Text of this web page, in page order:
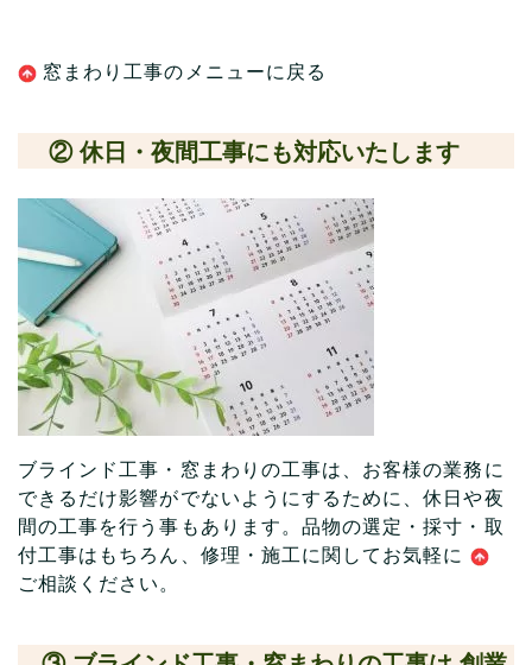
窓まわり工事のメニューに戻る
② 休日・夜間工事にも対応いたします
ブラインド工事・窓まわりの工事は、お客様の業務に
できるだけ影響がでないようにするために、休日や夜
間の工事を行う事もあります。 品物の選定・採寸・取
付工事はもちろん、修理・ 施工に関してお気軽に
ご相談 ください。